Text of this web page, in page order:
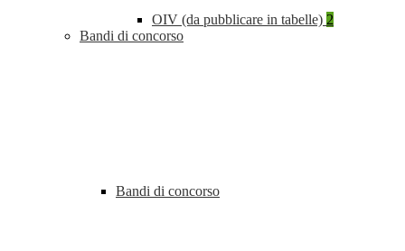
OIV (da pubblicare in tabelle) 2
Bandi di concorso
Bandi di concorso